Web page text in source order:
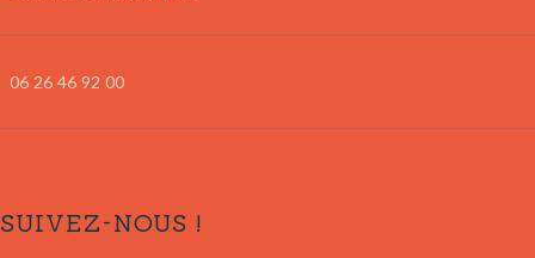
06 26 46 92 00
SUIVEZ-NOUS !